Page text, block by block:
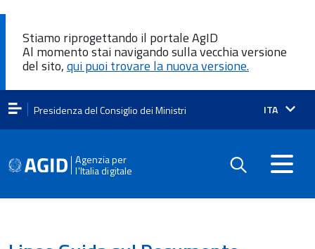
Stiamo riprogettando il portale AgID
Al momento stai navigando sulla vecchia versione
del sito,qui puoi trovare la nuova versione.
Presidenza del Consiglio dei Ministri Lingua
ITA
Agenzia per
l'Italia digitale